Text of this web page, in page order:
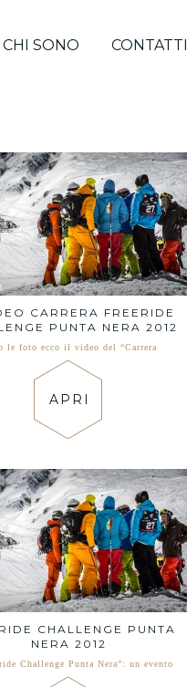
CHI SONO CONTATTI
CARRERA FREERIDE
PUNTA NERA 2012
le foto ecco il video del “Carrera
APRI
CHALLENGE PUNTA
NERA 2012
Challenge Punta Nera”: un evento